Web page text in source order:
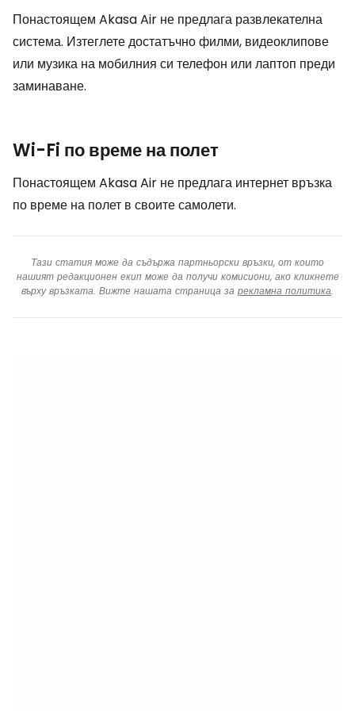
Понастоящем Akasa Air не предлага развлекателна
система. Изтеглете достатъчно филми, видеоклипове
или музика на мобилния си телефон или лаптоп преди
заминаване.
Wi-Fi по време на полет
Понастоящем Akasa Air не предлага интернет връзка
по време на полет в своите самолети.
Тази статия може да съдържа партньорски връзки, от които
нашият редакционен екип може да получи комисиони, ако кликнете
върху връзката. Вижте нашата страница за рекламна политика.